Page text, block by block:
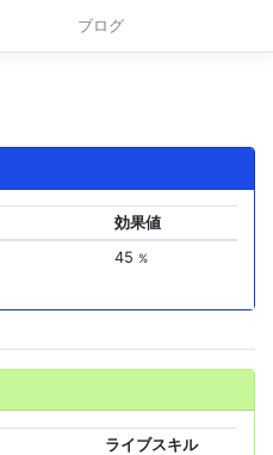
ブログ
効果値
45 %
ライブスキル